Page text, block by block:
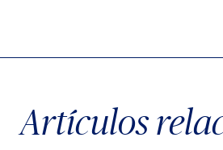
Artículos